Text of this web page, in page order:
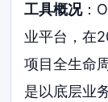
工具概况：
业平台，在
项目全生命
是以底层业